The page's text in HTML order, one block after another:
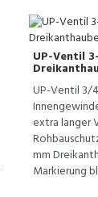
UP-Ventil
UP-Ventil 3/
extra langer
mm
Markierung